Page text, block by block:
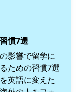
慣7選
影響で留学に
ための習慣7選
英語に変えた